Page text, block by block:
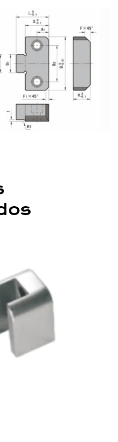
vida útil y manteniendo su
altas temperaturas:
nuestras piezas de molde
radica en su
La combinación de acero
de fabricación
un producto con una vida
es particularmente
temperaturas. Esta
permitiéndoles
aplicaciones donde las
en diversas industrias.
nuestras piezas de
cuadrados exhiben
Esta precisión es
integración de las
de plástico. Cuando se
estas piezas del